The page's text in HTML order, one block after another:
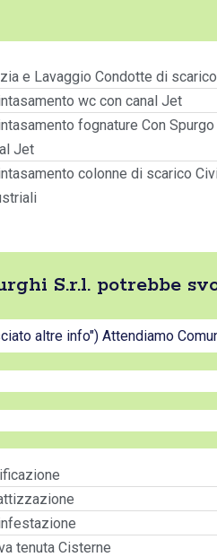
e Lavaggio Condotte di scarico
wc con canal Jet
fognature Con Spurgo
Jet
colonne di scarico
S.r.l. potrebbe
altre info") Attendiamo
tenuta Cisterne